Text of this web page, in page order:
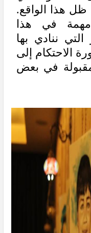
هذا الواقع.
في هذا
ننادي بها
الاحتكام إلى
مقبولة في بعض